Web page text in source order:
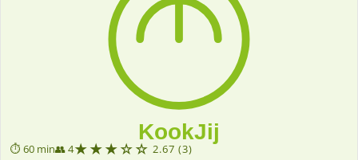
⏱ 60 min👥 4★★★☆☆ 2.67 (3)